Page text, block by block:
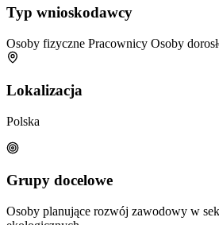
Typ wnioskodawcy
Osoby fizyczne Pracownicy Osoby
Lokalizacja
Polska
Grupy docelowe
Osoby planujące rozwój zawodowy w